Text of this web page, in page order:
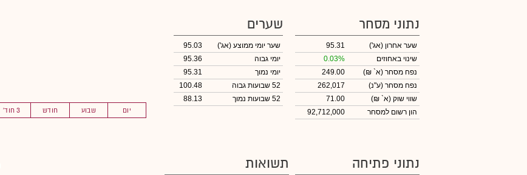
יום שבוע חודש 3 חוד'
נתוני מסחר
שער אחרון (אג')
95.31
שינוי באחוזים
0.03%
נפח מסחר (א` ₪)
249.00
נפח מסחר (ע"נ)
262,017
שווי שוק (א` ₪)
71.00
הון רשום למסחר
92,712,000
שערים
שער יומי ממוצע (אג')
95.03
יומי גבוה
95.36
יומי נמוך
95.31
52 שבועות גבוה
100.48
52 שבועות נמוך
88.13
נתוני פתיחה תשואות